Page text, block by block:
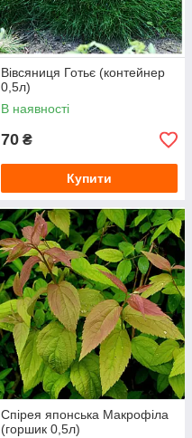
Вівсяниця Готьє (контейнер
0,5л)
В наявності
70 ₴
Купити
Спірея японська Макрофіла
(горшик 0,5л)